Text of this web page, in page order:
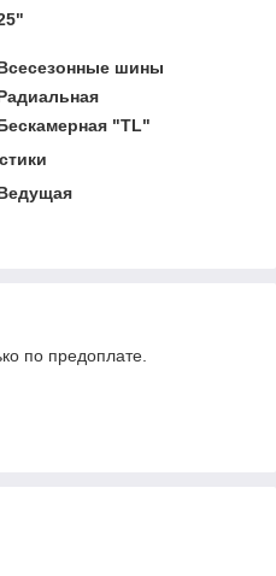
шины
"TL"
по предоплате.